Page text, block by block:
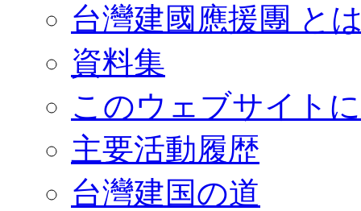
台灣建國應援團 と
資料集
このウェブサイト
主要活動履歴
台灣建国の道